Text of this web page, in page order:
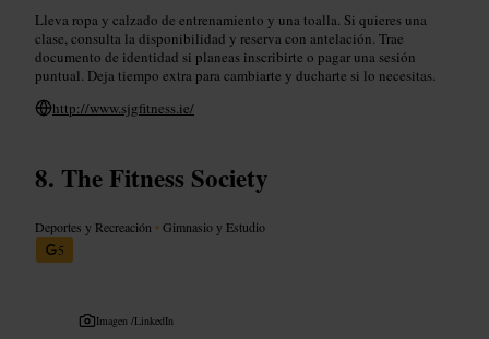
Lleva ropa y calzado de entrenamiento y una toalla. Si quieres una
clase, consulta la disponibilidad y reserva con antelación. Trae
documento de identidad si planeas inscribirte o pagar una sesión
puntual. Deja tiempo extra para cambiarte y ducharte si lo necesitas.
http://www.sjgfitness.ie/
The Fitness Society
Deportes y Recreación •Gimnasio y Estudio
5
Imagen /LinkedIn